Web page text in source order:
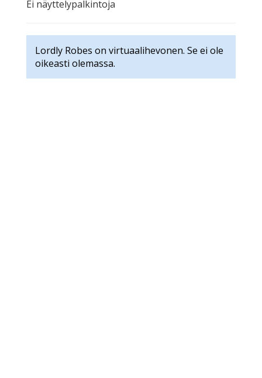
Ei näyttelypalkintoja
Lordly Robes on virtuaalihevonen. Se ei ole
oikeasti olemassa.